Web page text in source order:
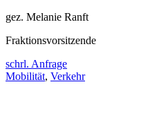
gez. Melanie Ranft
Fraktionsvorsitzende
schrl. Anfrage
Mobilität, Verkehr